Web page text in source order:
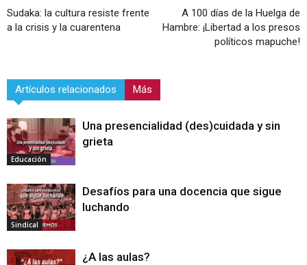
Sudaka: la cultura resiste frente
a la crisis y la cuarentena
A 100 días de la Huelga de
Hambre: ¡Libertad a los presos
políticos mapuche!
Artículos relacionados Más
Educación
Una presencialidad (des)cuidada y sin
grieta
Sindical
Desafíos para una docencia que sigue
luchando
¿A las aulas?